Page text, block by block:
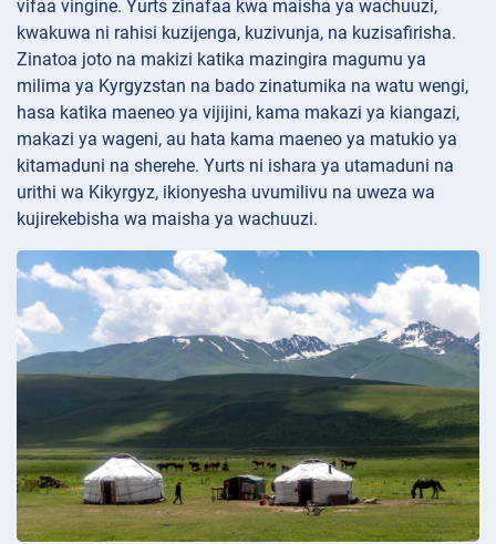
vifaa vingine. Yurts zinafaa kwa maisha ya wachuuzi,
kwakuwa ni rahisi kuzijenga, kuzivunja, na kuzisafirisha.
Zinatoa joto na makizi katika mazingira magumu ya
milima ya Kyrgyzstan na bado zinatumika na watu wengi,
hasa katika maeneo ya vijijini, kama makazi ya kiangazi,
makazi ya wageni, au hata kama maeneo ya matukio ya
kitamaduni na sherehe. Yurts ni ishara ya utamaduni na
urithi wa Kikyrgyz, ikionyesha uvumilivu na uweza wa
kujirekebisha wa maisha ya wachuuzi.